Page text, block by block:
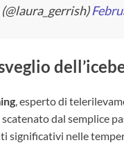
, esperto di
dal semplice
significativi nelle